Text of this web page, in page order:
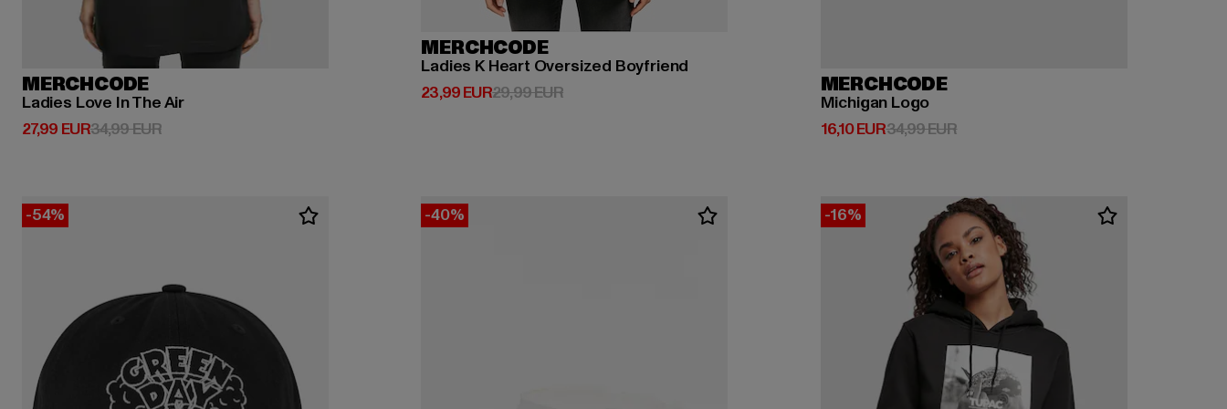
MERCHCODE
Ladies Love In The Air
27,99 EUR
Derzeitiger Preis: 27,99 EUR
34,99 EURAktionspreis: 34,99 EUR
MERCHCODE
Ladies K Heart Oversized Boyfriend
23,99 EUR
Derzeitiger Preis: 23,99 EUR
29,99 EURAktionspreis: 29,99 EUR MERCHCODE
Michigan Logo
16,10 EUR
Derzeitiger Preis: 16,10 EUR
34,99 EURAktionspreis: 34,99 EUR
-54% -40% -16%